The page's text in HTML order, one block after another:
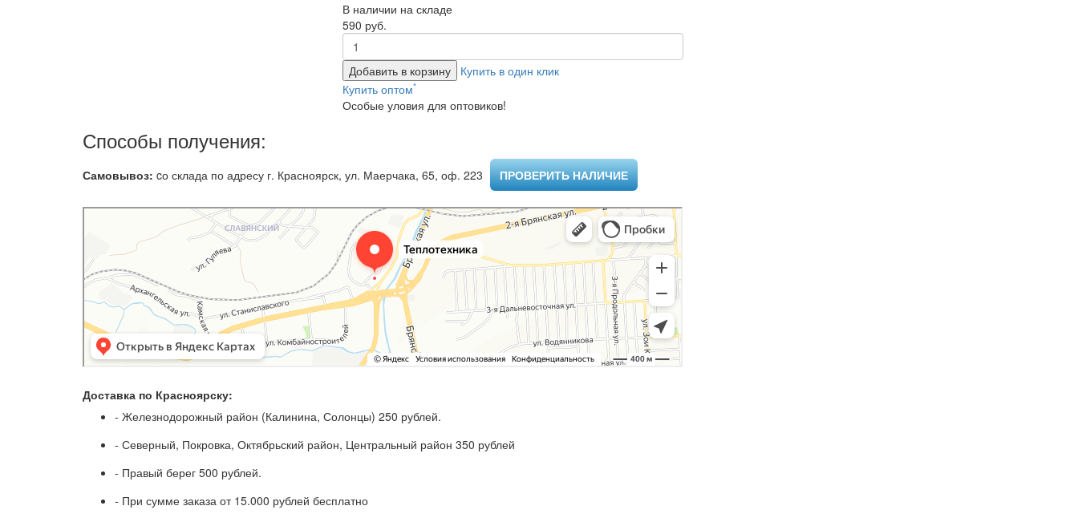
В наличии на складе
590 руб.
Добавить в корзину
Купить в один клик
Купить оптом*
Особые уловия для оптовиков!
Способы получения:
Самовывоз: cо склада по адресу г. Красноярск, ул. Маерчака, 65, оф. 223 ​ ПРОВЕРИТЬ НАЛИЧИЕ
Доставка по Красноярску:
- Железнодорожный район (Калинина, Солонцы) 250 рублей.
- Северный, Покровка, Октябрьский район, Центральный район 350 рублей
- Правый берег 500 рублей.
- При сумме заказа от 15.000 рублей бесплатно